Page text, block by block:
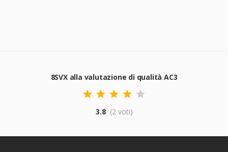
8SVX alla valutazione di qualità AC3
3.8 (2 voti)